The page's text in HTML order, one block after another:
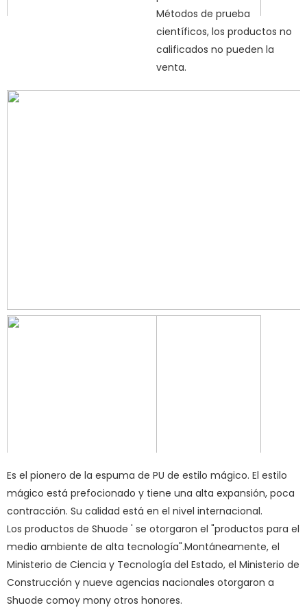
Métodos de prueba
científicos, los productos no
calificados no pueden la
venta.
Es el pionero de la espuma de PU de estilo mágico. El estilo
mágico está prefocionado y tiene una alta expansión, poca
contracción. Su calidad está en el nivel internacional.
Los productos de Shuode ' se otorgaron el "productos para el
medio ambiente de alta tecnología".Montáneamente, el
Ministerio de Ciencia y Tecnología del Estado, el Ministerio de
Construcción y nueve agencias nacionales otorgaron a
Shuode comoy mony otros honores.